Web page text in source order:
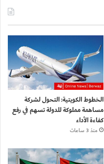
الخطوط الكويتية: التحول لشركة
مساهمة مملوكة للدولة تسهم في رفع
كفاءة الأداء
منذ 3 ساعات